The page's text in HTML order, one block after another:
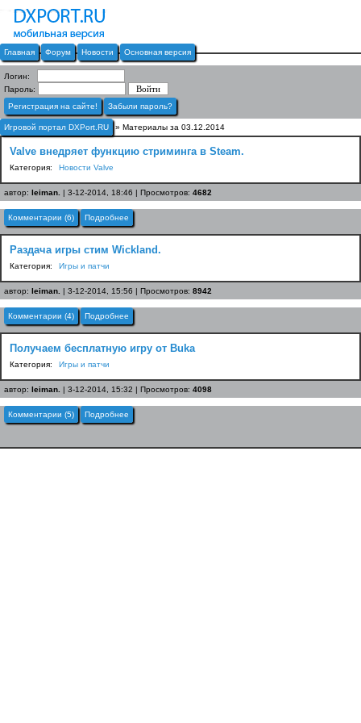
Главная Форум Новости Основная версия
Логин:
Пароль:
Регистрация на сайте!
Забыли пароль?
Игровой портал DXPort.RU » Материалы за 03.12.2014
Valve внедряет функцию стриминга в Steam.
Категория: Новости Valve
автор: leiman. | 3-12-2014, 18:46 | Просмотров: 4682
Комментарии (6) Подробнее
Раздача игры стим Wickland.
Категория: Игры и патчи
автор: leiman. | 3-12-2014, 15:56 | Просмотров: 8942
Комментарии (4) Подробнее
Получаем бесплатную игру от Buka
Категория: Игры и патчи
автор: leiman. | 3-12-2014, 15:32 | Просмотров: 4098
Комментарии (5) Подробнее